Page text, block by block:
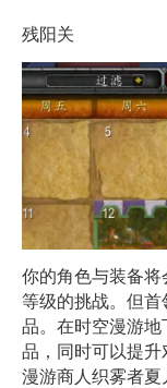
残阳关
你的角色与装备
等级的挑战。但首
品。在时空漫游
品，同时可以提
漫游商人织雾者